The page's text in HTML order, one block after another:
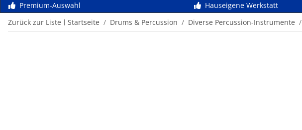
Premium-Auswahl Hauseigene Werkstatt
Zurück zur Liste
Startseite Drums & Percussion Diverse Percussion-Instrumente